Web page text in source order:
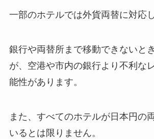
一部のホテルでは外貨両替に対応
銀行や両替所まで移動できないと
が、空港や市内の銀行より不利な
能性があります。
また、すべてのホテルが日本円の
いるとは限りません。